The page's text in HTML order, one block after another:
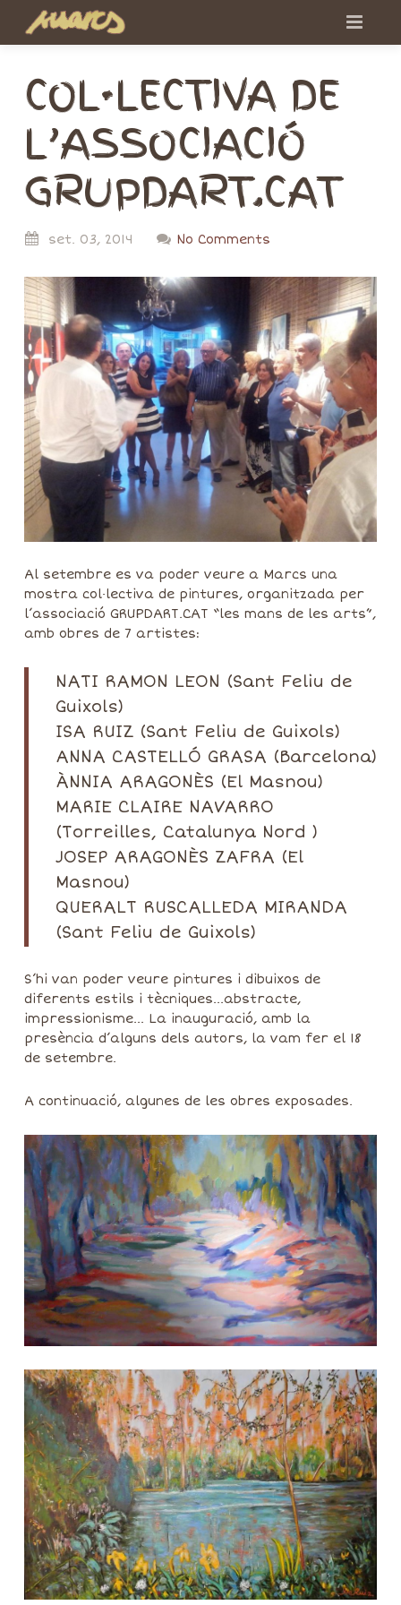
COL·LECTIVA DE
L’ASSOCIACIÓ
GRUPDART.CAT
set. 03, 2014 No Comments
Al setembre es va poder veure a Marcs una
mostra col·lectiva de pintures, organitzada per
l’associació GRUPDART.CAT “les mans de les arts”,
amb obres de 7 artistes:
NATI RAMON LEON (Sant Feliu de
Guixols)
ISA RUIZ (Sant Feliu de Guixols)
ANNA CASTELLÓ GRASA (Barcelona)
ÀNNIA ARAGONÈS (El Masnou)
MARIE CLAIRE NAVARRO
(Torreilles, Catalunya Nord )
JOSEP ARAGONÈS ZAFRA (El
Masnou)
QUERALT RUSCALLEDA MIRANDA
(Sant Feliu de Guixols)
S’hi van poder veure pintures i dibuixos de
diferents estils i tècniques…abstracte,
impressionisme… La inauguració, amb la
presència d’alguns dels autors, la vam fer el 18
de setembre.
A continuació, algunes de les obres exposades.